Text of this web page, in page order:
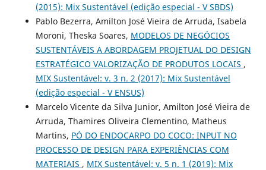
(2015): Mix Sustentável (edição especial - V SBDS)
Pablo Bezerra, Amilton José Vieira de Arruda, Isabela
Moroni, Theska Soares, MODELOS DE NEGÓCIOS
SUSTENTÁVEIS A ABORDAGEM PROJETUAL DO DESIGN
ESTRATÉGICO VALORIZAÇÃO DE PRODUTOS LOCAIS ,
MIX Sustentável: v. 3 n. 2 (2017): Mix Sustentável
(edição especial - V ENSUS)
Marcelo Vicente da Silva Junior, Amilton José Vieira de
Arruda, Thamires Oliveira Clementino, Matheus
Martins, PÓ DO ENDOCARPO DO COCO: INPUT NO
PROCESSO DE DESIGN PARA EXPERIÊNCIAS COM
MATERIAIS , MIX Sustentável: v. 5 n. 1 (2019): Mix